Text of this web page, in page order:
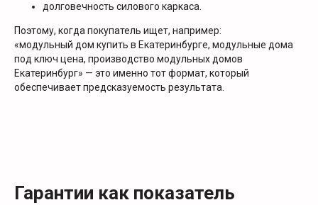
долговечность силового каркаса.
Поэтому, когда покупатель ищет, например:
«модульный дом купить в Екатеринбурге, модульные дома
под ключ цена, производство модульных домов
Екатеринбург» — это именно тот формат, который
обеспечивает предсказуемость результата.
Гарантии как показатель